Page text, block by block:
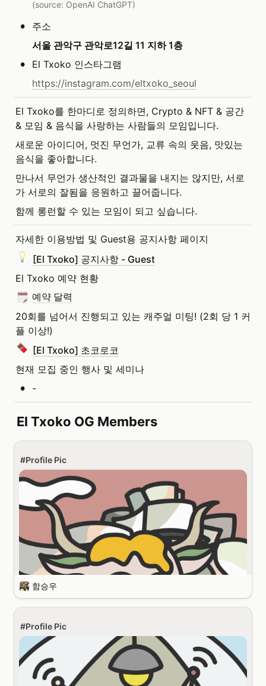
(source: OpenAI ChatGPT)
•
주소
서울 관악구 관악로12길 11 지하 1층
•
El Txoko 인스타그램
https://instagram.com/eltxoko_seoul
El Txoko를 한마디로 정의하면, Crypto & NFT & 공간
& 모임 & 음식을 사랑하는 사람들의 모임입니다.
새로운 아이디어, 멋진 무언가, 교류 속의 웃음, 맛있는
음식을 좋아합니다.
만나서 무언가 생산적인 결과물을 내지는 않지만, 서로
가 서로의 잘됨을 응원하고 끌어줍니다.
함께 롱런할 수 있는 모임이 되고 싶습니다.
자세한 이용방법 및 Guest용 공지사항 페이지
[El Txoko] 공지사항 - Guest
El Txoko 예약 현황
예약 달력
20회를 넘어서 진행되고 있는 캐주얼 미팅! (2회 당 1 커
플 이상!)
[El Txoko] 초코로코
현재 모집 중인 행사 및 세미나
• -
El Txoko OG Members
#Profile Pic
함승우
#Profile Pic